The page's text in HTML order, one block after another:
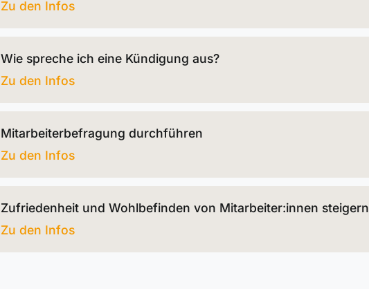
Zu den Infos
Wie spreche ich eine Kündigung aus?
Zu den Infos
Mitarbeiterbefragung durchführen
Zu den Infos
Zufriedenheit und Wohlbefinden von Mitarbeiter:innen steigern
Zu den Infos